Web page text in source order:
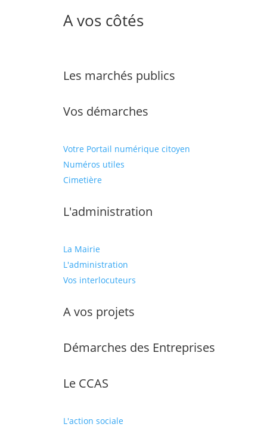
A vos côtés
Les marchés publics
Vos démarches
Votre Portail numérique citoyen
Numéros utiles
Cimetière
L'administration
La Mairie
L'administration
Vos interlocuteurs
A vos projets
Démarches des Entreprises
Le CCAS
L'action sociale